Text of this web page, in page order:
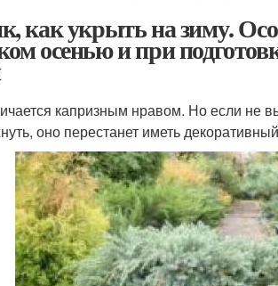
как укрыть на зиму.
осенью и при
капризным нравом. Но если не
оно перестанет иметь